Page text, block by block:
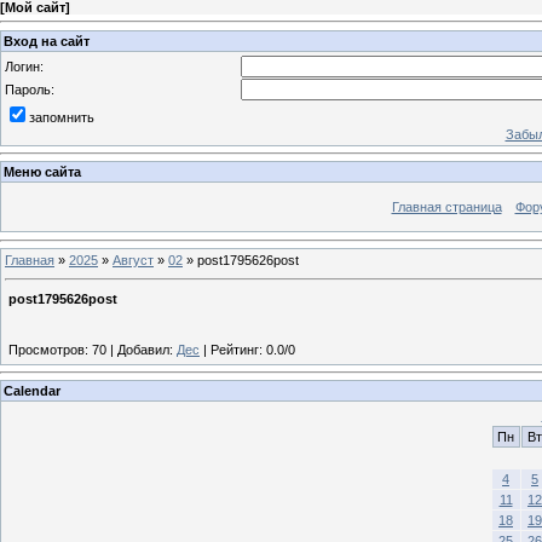
[Мой сайт]
Вход на сайт
Логин:
Пароль:
запомнить
Меню сайта
Главная страница
Главная » 2025 » Август » 02 » post1795626post
post1795626post
Просмотров: 70 | Добавил: Дес | Рейтинг: 0.0/0
Calendar
Пн
Вт
4
5
11
12
18
19